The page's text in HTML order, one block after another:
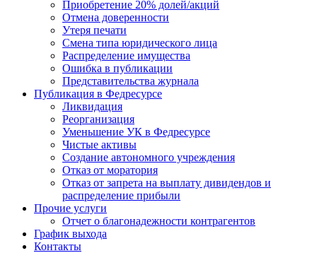
Приобретение 20% долей/акций
Отмена доверенности
Утеря печати
Смена типа юридического лица
Распределение имущества
Ошибка в публикации
Представительства журнала
Публикация в Федресурсе
Ликвидация
Реорганизация
Уменьшение УК в Федресурсе
Чистые активы
Создание автономного учреждения
Отказ от моратория
Отказ от запрета на выплату дивидендов и
распределение прибыли
Прочие услуги
Отчет о благонадежности контрагентов
График выхода
Контакты